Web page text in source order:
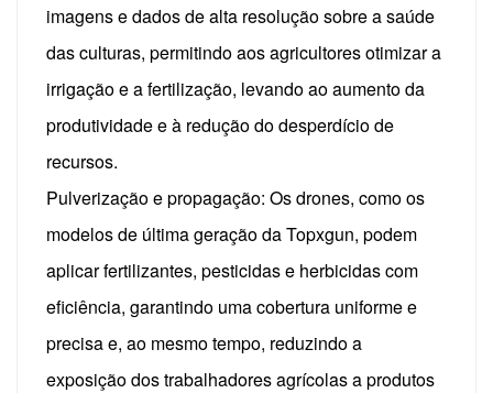
imagens e dados de alta resolução sobre a saúde
das culturas, permitindo aos agricultores otimizar a
irrigação e a fertilização, levando ao aumento da
produtividade e à redução do desperdício de
recursos.
Pulverização e propagação: Os drones, como os
modelos de última geração da Topxgun, podem
aplicar fertilizantes, pesticidas e herbicidas com
eficiência, garantindo uma cobertura uniforme e
precisa e, ao mesmo tempo, reduzindo a
exposição dos trabalhadores agrícolas a produtos